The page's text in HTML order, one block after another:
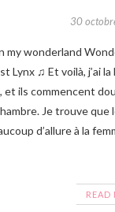
30
my wonderland
Lynx ♫ Et voilà, j’ai
et ils commencent
Je trouve
d’allure à la
READ